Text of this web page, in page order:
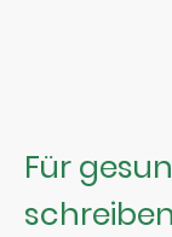
Für